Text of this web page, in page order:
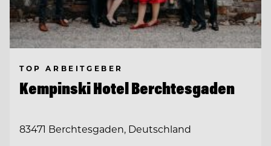
TOP ARBEITGEBER
Kempinski Hotel Berchtesgaden
83471 Berchtesgaden, Deutschland